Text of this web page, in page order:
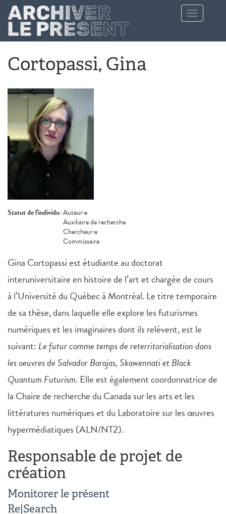
Aller au contenu principal
Toggle
navigation
Cortopassi, Gina
Statut de l'individu:Auteur·e
Auxiliaire de recherche
Chercheur·e
Commissaire
Gina Cortopassi est étudiante au doctorat
interuniversitaire en histoire de l’art et chargée de cours
à l’Université du Québec à Montréal. Le titre temporaire
de sa thèse, dans laquelle elle explore les futurismes
numériques et les imaginaires dont ils relèvent, est le
suivant: Le futur comme temps de reterritorialisation dans
les oeuvres de Salvador Barajas, Skawennati et Black
Quantum Futurism. Elle est également coordonnatrice de
la Chaire de recherche du Canada sur les arts et les
littératures numériques et du Laboratoire sur les œuvres
hypermédiatiques (ALN/NT2).
Responsable de projet de
création
Monitorer le présent
Re|Search